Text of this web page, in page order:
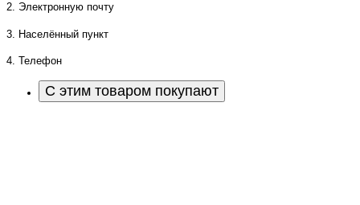
2. Электронную почту
3. Населённый пункт
4. Телефон
С этим товаром покупают